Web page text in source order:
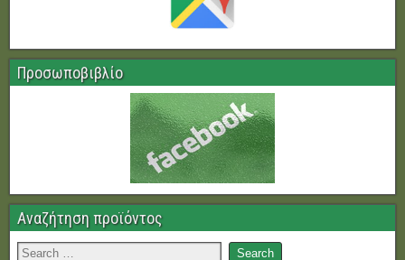
Προσωποβιβλίο
Αναζήτηση προϊόντος